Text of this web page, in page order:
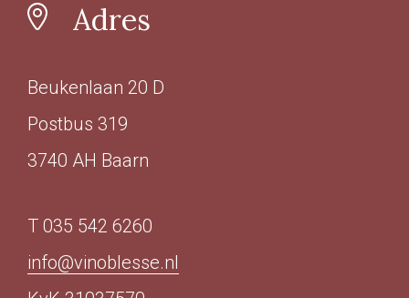
Adres
Beukenlaan 20 D
Postbus 319
3740 AH Baarn
T 035 542 6260
info@vinoblesse.nl